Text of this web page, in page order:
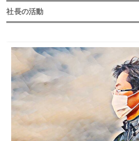
2026年
2025年
2023年
2022年
2020年
社長の活動